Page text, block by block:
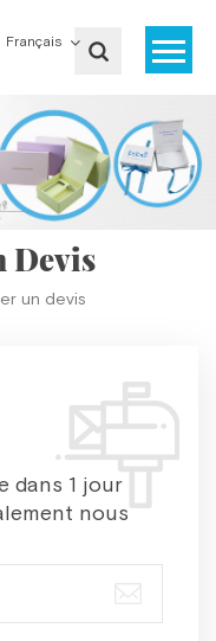
Français
Devis
un devis
dans 1 jour
nous